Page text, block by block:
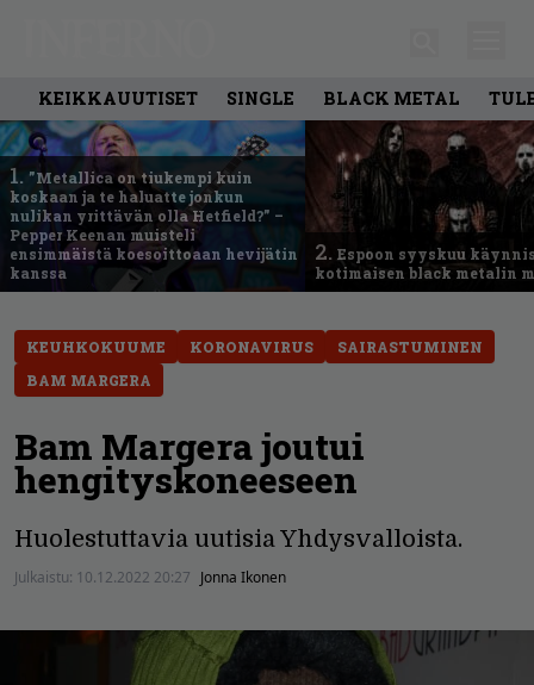
KEIKKAUUTISET SINGLE BLACK METAL
1. ”Metallica on tiukempi kuin
koskaan ja te haluatte jonkun
nulikan yrittävän olla Hetfield?” –
Pepper Keenan muisteli
ensimmäistä koesoittoaan hevijätin
kanssa
2. Espoon syyskuu
kotimaisen black metalin
KEUHKOKUUME KORONAVIRUS
SAIRASTUMINEN
BAM MARGERA
Bam Margera joutui
hengityskoneeseen
Huolestuttavia uutisia Yhdysvalloista.
Julkaistu: 10.12.2022 20:27 Jonna Ikonen